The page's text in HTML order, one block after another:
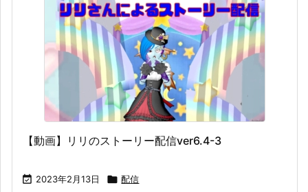
【動画】リリのストーリー配信ver6.4-3
 2023年2月13日  配信